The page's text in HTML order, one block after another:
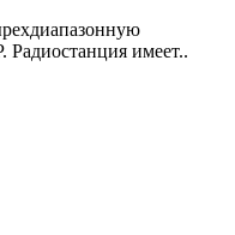
имеет..